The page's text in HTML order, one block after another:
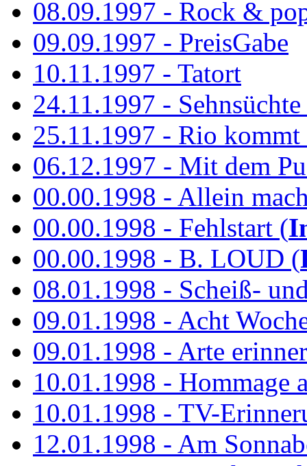
08.09.1997 - Rock &
09.09.1997 - PreisGabe
10.11.1997 - Tatort
24.11.1997 -
25.11.1997 - Rio kommt
06.12.1997 - Mit dem
00.00.1998 - Allein
00.00.1998 - Fehlstart (
00.00.1998 - B. LOUD (
08.01.1998 - Scheiß-
09.01.1998 - Acht
09.01.1998 - Arte
10.01.1998 - Hommage
10.01.1998 - TV-
12.01.1998 - Am